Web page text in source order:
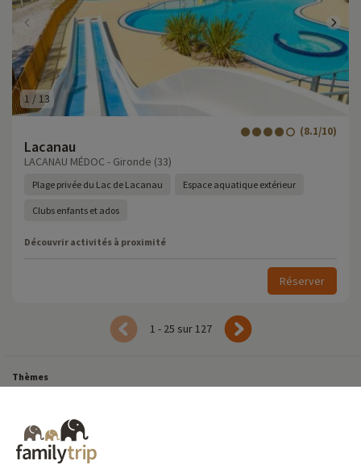
1 / 13
Lacanau
(8.1/10)
LACANAU MÉDOC - Gironde (33)
Plage privée du Lac de Lacanau Espace aquatique extérieur
Clubs enfants et ados
Découvrir activités à proximité
Réserver
1 - 25 sur 127
Thèmes
Court séjour de dernière minute
Court séjour Insolite
Destinations